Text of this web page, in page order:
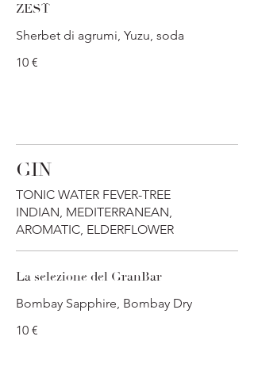
ZEST
Sherbet di agrumi, Yuzu, soda
10 €
GIN
TONIC WATER FEVER-TREE
INDIAN, MEDITERRANEAN,
AROMATIC, ELDERFLOWER
La selezione del GranBar
Bombay Sapphire, Bombay Dry
10 €